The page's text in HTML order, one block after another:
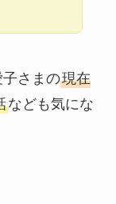
さまの現在
なども気にな